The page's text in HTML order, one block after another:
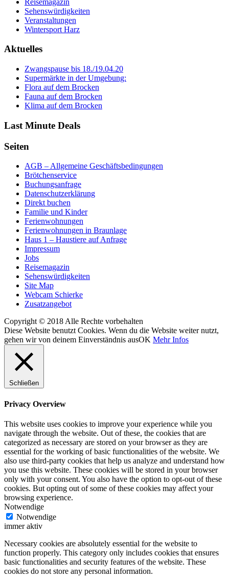
Sehenswürdigkeiten
Veranstaltungen
Wintersport Harz
Aktuelles
Zwangspause bis 18./19.04.20
Supermärkte in der Umgebung:
Flora auf dem Brocken
Fauna auf dem Brocken
Klima auf dem Brocken
Last Minute Deals
Seiten
AGB – Allgemeine Geschäftsbedingungen
Brötchenservice
Buchungsanfrage
Datenschutzerklärung
Direkt buchen
Familie und Kinder
Ferienwohnungen
Ferienwohnungen in Braunlage
Haus 1 – Haustiere auf Anfrage
Impressum
Jobs
Reisemagazin
Sehenswürdigkeiten
Site Map
Webcam Schierke
Zusatzangebot
Copyright © 2018 Alle Rechte vorbehalten
Diese Website benutzt Cookies. Wenn du die Website weiter nutzt,
gehen wir von deinem Einverständnis ausOK Mehr Infos
Schließen
Privacy Overview
This website uses cookies to improve your experience while you
navigate through the website. Out of these, the cookies that are
categorized as necessary are stored on your browser as they are
essential for the working of basic functionalities of the website. We
also use third-party cookies that help us analyze and understand how
you use this website. These cookies will be stored in your browser
only with your consent. You also have the option to opt-out of these
cookies. But opting out of some of these cookies may affect your
browsing experience.
Notwendige
Notwendige
immer aktiv
Necessary cookies are absolutely essential for the website to
function properly. This category only includes cookies that ensures
basic functionalities and security features of the website. These
cookies do not store any personal information.